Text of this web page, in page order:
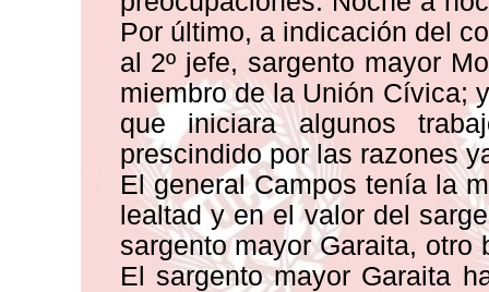
Por último, a indicación del
al 2º jefe, sargento mayor
miembro de la Unión Cívica;
que iniciara algunos
prescindido por las razones
El general Campos tenía la
lealtad y en el valor del
sargento mayor Garaita,
El sargento mayor Garaita